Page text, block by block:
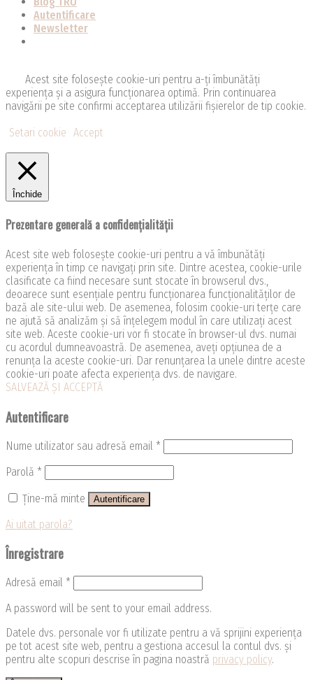
Autentificare
Newsletter
Acest site folosește cookie-uri pentru a-ți îmbunătăți
experiența și a asigura funcționarea optimă. Prin continuarea
navigării pe site confirmi acceptarea utilizării fişierelor de tip cookie.
Setari cookie
Accept
Închide
Prezentare generală a confidențialității
Acest site web folosește cookie-uri pentru a vă îmbunătăți
experiența în timp ce navigați prin site. Dintre acestea, cookie-urile
clasificate ca fiind necesare sunt stocate în browserul dvs.,
deoarece sunt esențiale pentru funcționarea funcționalităților de
bază ale site-ului web. De asemenea, folosim cookie-uri terțe care
ne ajută să analizăm și să înțelegem modul în care utilizați acest
site web. Aceste cookie-uri vor fi stocate în browser-ul dvs. numai
cu acordul dumneavoastră. De asemenea, aveți opțiunea de a
renunța la aceste cookie-uri. Dar renunțarea la unele dintre aceste
cookie-uri poate afecta experiența dvs. de navigare.
SALVEAZĂ ȘI ACCEPTĂ
Autentificare
Nume utilizator sau adresă email *
Parolă *
Ține-mă minte
Autentificare
Ai uitat parola?
Înregistrare
Adresă email *
A password will be sent to your email address.
Datele dvs. personale vor fi utilizate pentru a vă sprijini experiența
pe tot acest site web, pentru a gestiona accesul la contul dvs. și
pentru alte scopuri descrise în pagina noastră privacy policy.